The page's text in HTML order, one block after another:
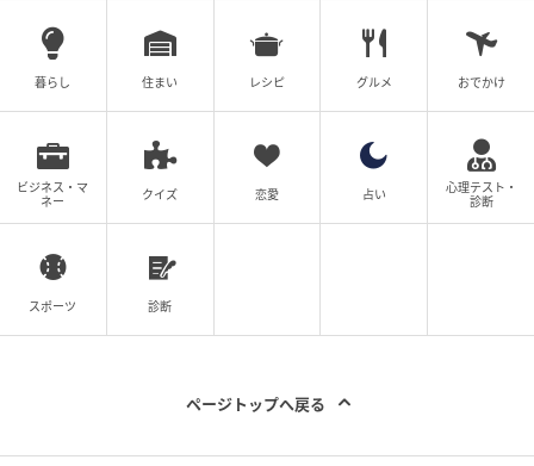
一点の曇りもない肌を目指せる美容皮膚着想の美容液
シミ予防、シワ改善、ニキビ予防も叶える。［医薬部
外品］30ml ￥11,000 ※2/24発売（）
暮らし 住まい レシピ グルメ おでかけ
ビジネス・マ
ネー
クイズ 恋愛 占い
心理テスト・
診断
スポーツ 診断
ページトップへ戻る